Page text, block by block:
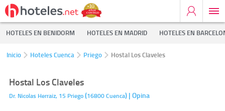
HOTELES EN BENIDORM HOTELES EN MADRID HOTELES EN
Inicio Hoteles Cuenca Priego Hostal Los Claveles
Hostal Los Claveles
Dr. Nicolas Herraiz, 15 Priego(16800Cuenca) | Opina